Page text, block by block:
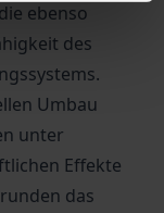
ebenso
des
Umbau
unter
Effekte
das